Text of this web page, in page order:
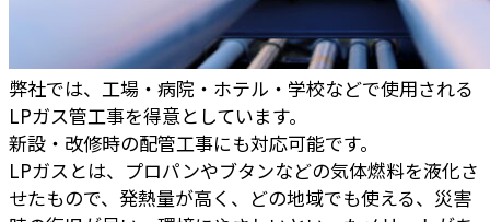
弊社では、工場・病院・ホテル・学校などで使用される
LPガス管工事を得意としています。
新設・改修時の配管工事にも対応可能です。
LPガスとは、プロパンやブタンなどの気体燃料を液化さ
せたもので、発熱量が高く、どの地域でも使える、災害